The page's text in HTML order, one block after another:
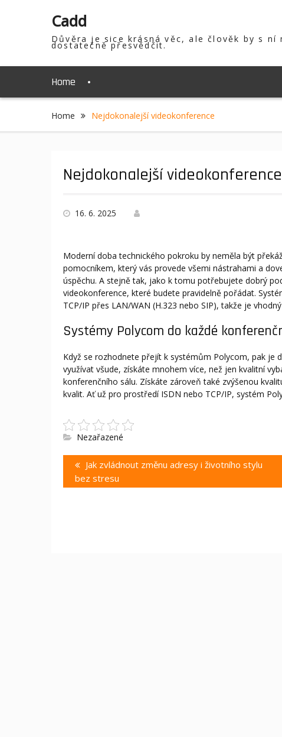
Cadd
Důvěra je sice krásná věc, ale člověk by s
dostatečně přesvědčit.
Home
Home Nejdokonalejší videokonference
Nejdokonalejší videokonference
16. 6. 2025
Moderní doba technického pokroku by neměla být
pomocníkem, který vás provede všemi nástrahami a
úspěchu. A stejně tak, jako k tomu potřebujete dobrý
videokonference, které budete pravidelně pořádat.
TCP/IP přes LAN/WAN (H.323 nebo SIP), takže je
Systémy Polycom do každé
Když se rozhodnete přejít k systémům Polycom, pak je
využívat všude, získáte mnohem více, než jen kvalitní
konferenčního sálu. Získáte zároveň také zvýšenou
kvalit. Ať už pro prostředí ISDN nebo TCP/IP, systém
Nezařazené
Navigace
pro
Previous
post:
Jak zvládnout změnu adresy i životního stylu
bez stresu